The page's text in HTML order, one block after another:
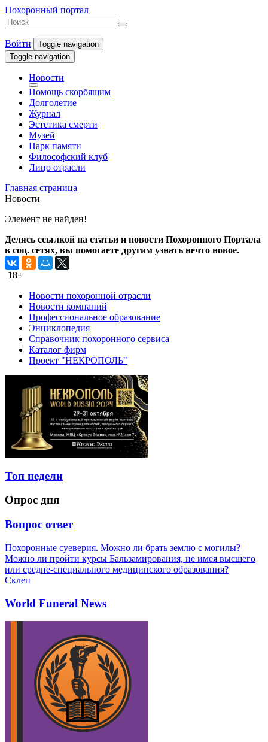
Похоронный портал
Войти
Toggle navigation
Toggle navigation
Новости
Помощь скорбящим
Долголетие
Журнал
Эстетика смерти
Музей
Парк памяти
Философский клуб
Лицо отрасли
Главная страница
Новости
Элемент не найден!
Делясь ссылкой на статьи и новости Похоронного Портала
в соц. сетях, вы помогаете другим узнать нечто новое.
18+
Новости похоронной отрасли
Новости компаний
Профессиональное образование
Энциклопедия
Справочник похоронного сервиса
Каталог фирм
Проект "НЕКРОПОЛЬ"
Топ недели
Опрос дня
Вопрос ответ
Похоронные суеверия. Можно ли брать землю с могилы?
Можно ли пройти курсы Бальзамирования, не имея высшего
или средне-специального медицинского образования?
Склеп
World Funeral News